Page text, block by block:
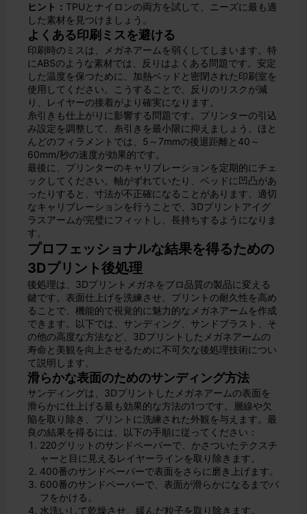
ヒント： TPUとナイロンの両方を試して、ニーズに最も適
した素材を見つけましょう。
よくある印刷ミスを避ける
印刷時のミスは、メガネアームを弱くしてしまいます。特
にABSのような素材では、反りはよくある問題です。安定
した温度を保つために、加熱ベッドと密閉された印刷室を
使用してください。こうすることで、反りのリスクが減
り、レイヤーの接着がより確実になります。
糸引きも仕上がりに影響する問題です。プリンターの引込
み設定を調整して、糸引きを最小限に抑えましょう。ほと
んどのフィラメントでは、5～7mmの後退距離と40～
60mm/秒の速度が効果的です。
最後に、プリンターのキャリブレーションを定期的にチェ
ックしてください。軸がずれていたり、ベッドに凹凸があ
ったりすると、寸法が不正確になることがあります。適切
なキャリブレーションを行うことで、3Dプリントアイグ
ラスアームが完璧にフィットし、長持ちするようになりま
す。
プロフェッショナルな結果を得るための
3Dプリント後処理
後処理は、3Dプリントメガネをプロ品質の製品に変える
鍵です。表面仕上げを洗練させ、プリントの耐久性を高め
ることで、機能的で視覚的に魅力的なメガネアームを作成
できます。以下では、サンディング、サンドブラスト、そ
の他の高度な方法など、3Dプリントしたメガネアームの
寿命と美観を向上させるために不可欠な後処理技術につい
て説明します。
滑らかな表面のためのサンディング方法
サンディングは、3Dプリントしたメガネアームの表面を
滑らかに仕上げる最も効果的な方法の1つです。層線や欠
陥を取り除き、プリントに洗練された外観を与えます。最
良の結果を得るには、以下の手順に従ってください：
220グリットのサンドペーパーで、かさついたテクスチ
ャーと目に見えるレイヤーラインを取り除きます。
400番のサンドペーパーで表面をさらに磨き上げます。
600番のサンドペーパーで、表面が滑らかになるまでバ
フをかける。
水洗いして乾燥させ、緩んだ粒子を取り除きます。